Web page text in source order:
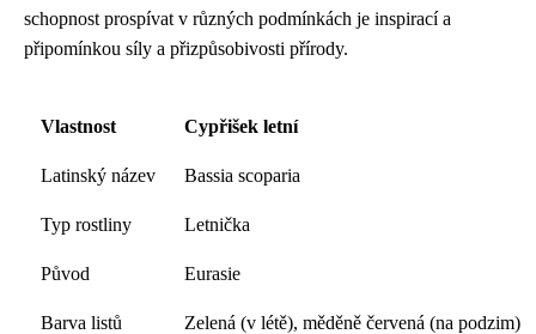
schopnost prospívat v různých podmínkách je inspirací a
připomínkou síly a přizpůsobivosti přírody.
Vlastnost Cypřišek letní
Latinský název Bassia scoparia
Typ rostliny Letnička
Původ Eurasie
Barva listů Zelená (v létě), měděně červená (na podzim)